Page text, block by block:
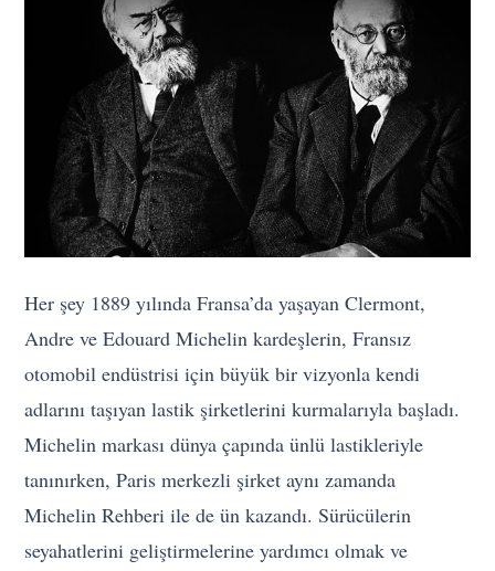
Her şey 1889 yılında Fransa’da yaşayan Clermont,
Andre ve Edouard Michelin kardeşlerin, Fransız
otomobil endüstrisi için büyük bir vizyonla kendi
adlarını taşıyan lastik şirketlerini kurmalarıyla başladı.
Michelin markası dünya çapında ünlü lastikleriyle
tanınırken, Paris merkezli şirket aynı zamanda
Michelin Rehberi ile de ün kazandı. Sürücülerin
seyahatlerini geliştirmelerine yardımcı olmak ve